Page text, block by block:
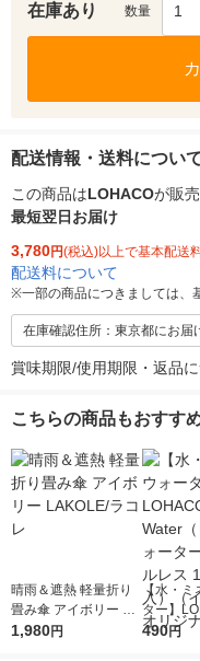
在庫あり 数量 1
配送情報・送料につい
この商品はLOHACOが販
最短翌日お届け
3,780円(税込)以上で基本配送
配送料について
※一部の商品につきましては、
在庫確認住所：東京都にお届
賞味期限/使用期限・返品
こちらの商品もおすす
晴雨＆遮熱 軽量折り
畳み傘 アイボリー LA
KOLE/ラコレ
1,980円
【水・ミ
ター】
r（ロハコ
490円